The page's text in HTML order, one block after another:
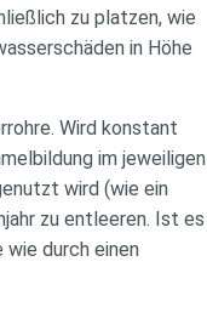
zu platzen, wie
in Höhe
Wird konstant
im jeweiligen
wird (wie ein
zu entleeren. Ist es
durch einen